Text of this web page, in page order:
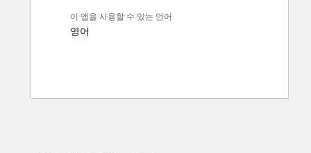
이 앱을 사용할 수 있는 언어
영어